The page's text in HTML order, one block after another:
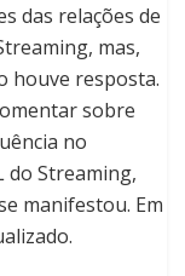
das relações de
mas,
houve resposta.
sobre
no
do Streaming,
manifestou. Em